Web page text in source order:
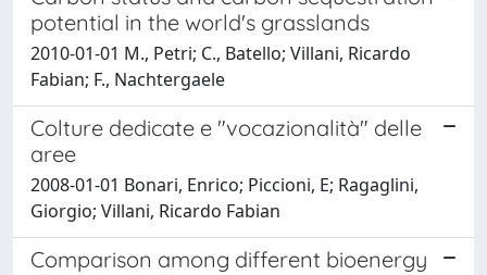
potential in the world's grasslands
2010-01-01 M., Petri; C., Batello; Villani, Ricardo
Fabian; F., Nachtergaele
Colture dedicate e "vocazionalità" delle
aree
2008-01-01 Bonari, Enrico; Piccioni, E; Ragaglini,
Giorgio; Villani, Ricardo Fabian
Comparison among different bioenergy